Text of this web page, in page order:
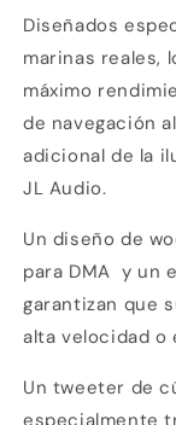
marinos
de
6,5
pulgadas
(165
con
iluminación
anillo
moldura
metálico
rejilla
deportiva
Diseñados
marinas reales,
máximo
de navegación
adicional de la
JL Audio.
Un diseño de
para DMA y un
garantizan que
alta velocidad o
Un tweeter de
especialmente